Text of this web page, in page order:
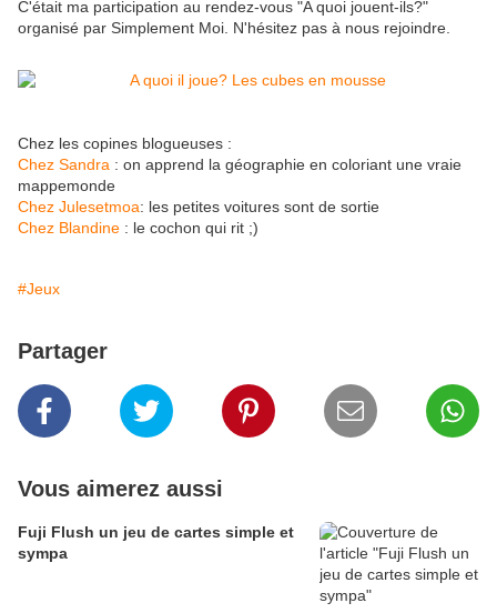
C'était ma participation au rendez-vous "A quoi jouent-ils?"
organisé par Simplement Moi. N'hésitez pas à nous rejoindre.
Chez les copines blogueuses :
Chez Sandra : on apprend la géographie en coloriant une vraie
mappemonde
Chez Julesetmoa: les petites voitures sont de sortie
Chez Blandine : le cochon qui rit ;)
#Jeux
Partager
Vous aimerez aussi
Fuji Flush un jeu de cartes simple et
sympa